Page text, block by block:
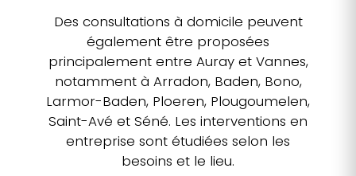
Des consultations à domicile peuvent
également être proposées
principalement entre Auray et Vannes,
notamment à Arradon, Baden, Bono,
Larmor-Baden, Ploeren, Plougoumelen,
Saint-Avé et Séné. Les interventions en
entreprise sont étudiées selon les
besoins et le lieu.